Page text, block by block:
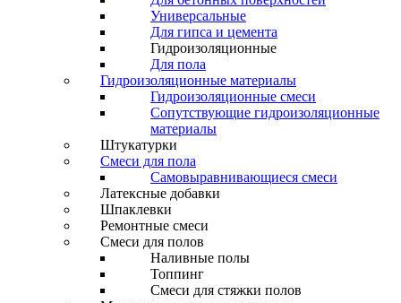
Универсальные
Для гипса и цемента
Гидроизоляционные
Для пола
Гидроизоляционные материалы
Гидроизоляционные смеси
Сопутствующие гидроизоляционные
материалы
Штукатурки
Смеси для пола
Самовыравнивающиеся смеси
Латексные добавки
Шпаклевки
Ремонтные смеси
Смеси для полов
Наливные полы
Топпинг
Смеси для стяжки полов